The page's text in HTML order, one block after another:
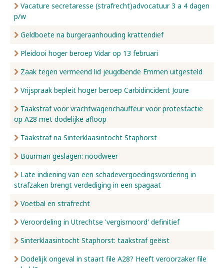
Vacature secretaresse (strafrecht)advocatuur 3 a 4 dagen
p/w
Geldboete na burgeraanhouding krattendief
Pleidooi hoger beroep Vidar op 13 februari
Zaak tegen vermeend lid jeugdbende Emmen uitgesteld
Vrijspraak bepleit hoger beroep Carbidincident Joure
Taakstraf voor vrachtwagenchauffeur voor protestactie
op A28 met dodelijke afloop
Taakstraf na Sinterklaasintocht Staphorst
Buurman geslagen: noodweer
Late indiening van een schadevergoedingsvordering in
strafzaken brengt verdediging in een spagaat
Voetbal en strafrecht
Veroordeling in Utrechtse 'vergismoord' definitief
Sinterklaasintocht Staphorst: taakstraf geëist
Dodelijk ongeval in staart file A28? Heeft veroorzaker file